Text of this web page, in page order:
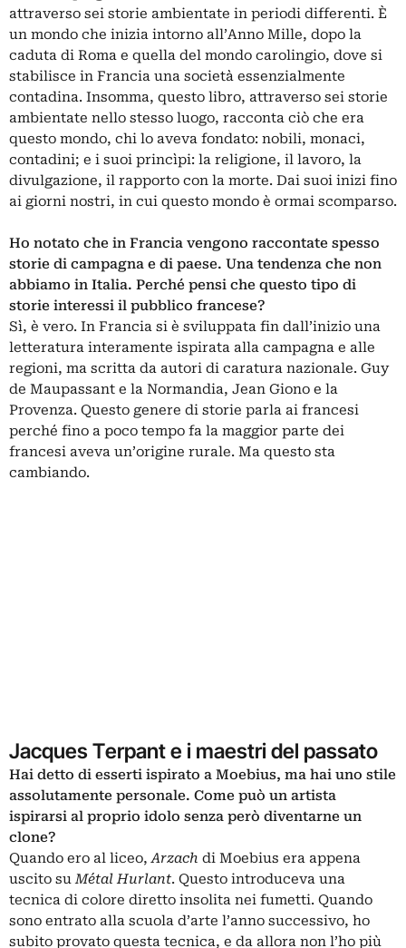
attraverso sei storie ambientate in periodi differenti. È
un mondo che inizia intorno all’Anno Mille, dopo la
caduta di Roma e quella del mondo carolingio, dove si
stabilisce in Francia una società essenzialmente
contadina. Insomma, questo libro, attraverso sei storie
ambientate nello stesso luogo, racconta ciò che era
questo mondo, chi lo aveva fondato: nobili, monaci,
contadini; e i suoi princìpi: la religione, il lavoro, la
divulgazione, il rapporto con la morte. Dai suoi inizi fino
ai giorni nostri, in cui questo mondo è ormai scomparso.
Ho notato che in Francia vengono raccontate spesso
storie di campagna e di paese. Una tendenza che non
abbiamo in Italia. Perché pensi che questo tipo di
storie interessi il pubblico francese?
Sì, è vero. In Francia si è sviluppata fin dall’inizio una
letteratura interamente ispirata alla campagna e alle
regioni, ma scritta da autori di caratura nazionale. Guy
de Maupassant e la Normandia, Jean Giono e la
Provenza. Questo genere di storie parla ai francesi
perché fino a poco tempo fa la maggior parte dei
francesi aveva un’origine rurale. Ma questo sta
cambiando.
Jacques Terpant e i maestri del passato
Hai detto di esserti ispirato a Moebius, ma hai uno stile
assolutamente personale. Come può un artista
ispirarsi al proprio idolo senza però diventarne un
clone?
Quando ero al liceo, Arzach di Moebius era appena
uscito su Métal Hurlant. Questo introduceva una
tecnica di colore diretto insolita nei fumetti. Quando
sono entrato alla scuola d’arte l’anno successivo, ho
subito provato questa tecnica, e da allora non l’ho più